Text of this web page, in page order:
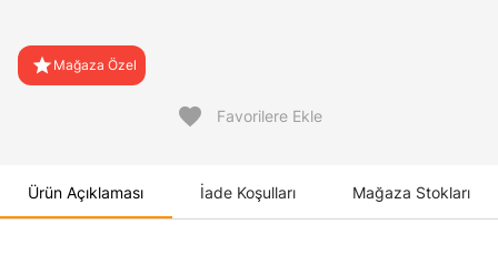
star Mağaza Özel
favorite Favorilere Ekle
Ürün Açıklaması İade Koşulları Mağaza Stokları